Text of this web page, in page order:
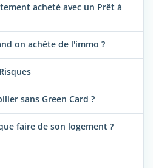
acheté avec un Prêt à
on achète de l'immo ?
sans Green Card ?
faire de son logement ?